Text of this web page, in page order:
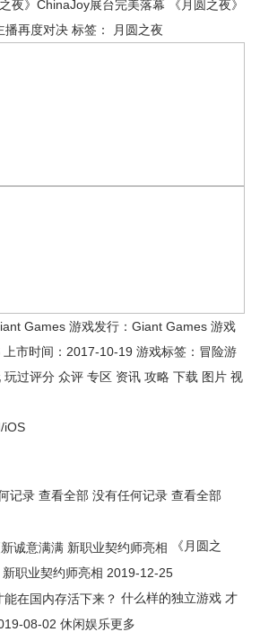
夜》ChinaJoy展台完美落幕 《月圆之夜》
再度对决 标签： 月圆之夜
Games 游戏发行：Giant Games 游戏
市时间：2017-10-19 游戏标签：冒险游
过评分 众评 专区 资讯 攻略 下载 图片 视
iOS
记录 查看全部 没有任何记录 查看全部
《月圆之
职业契约师亮相 2019-12-25
什么样的独立游戏 才
08-02 休闲娱乐更多